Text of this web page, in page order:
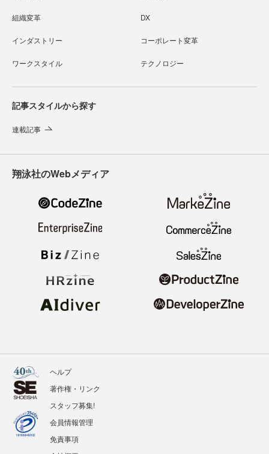
組織変革 DX
インダストリー コーポレート変革
ワークスタイル テクノロジー
記事スタイルから探す
連載記事
翔泳社のWebメディア
ヘルプ
著作権・リンク
スタッフ募集!
会員情報管理
免責事項